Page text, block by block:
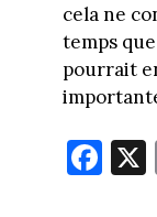
cela ne
temps
pourrait
Fa
ce